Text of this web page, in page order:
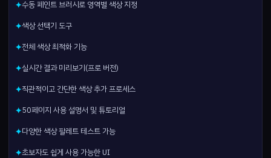
✦수동 페인트 브러시로 영역별 색상 지정
✦색상 선택기 도구
✦전체 색상 최적화 기능
✦실시간 결과 미리보기(프로 버전)
✦직관적이고 간단한 색상 추가 프로세스
✦50페이지 사용 설명서 및 튜토리얼
✦다양한 색상 팔레트 테스트 가능
✦초보자도 쉽게 사용 가능한 UI